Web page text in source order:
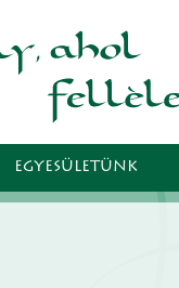
EGYESÜLETÜNK